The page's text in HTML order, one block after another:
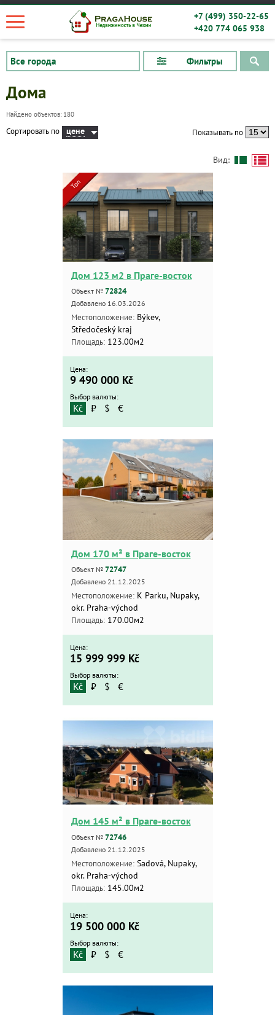
+7 (499) 350-22-65
+420 774 065 938
Фильтры
Квартиры
Дома
Новостройки
Коммерческие объекты
Площадь:
до м2
Kč ₽ $ €
Поиск
Расширенный поиск
Дома
Найдено объектов: 180
Сортировать по цене Показывать по
Вид:
Топ
Дом 123 м2 в Праге-восток
Объект № 72824
Добавлено 16.03.2026
Местоположение:Býkev,
Středočeský kraj
Площадь:123.00м2
Цена:
9 490 000 Kč
Выбор валюты:
Kč ₽ $ €
Дом 170 м² в Праге-восток
Объект № 72747
Добавлено 21.12.2025
Местоположение:K Parku, Nupaky,
okr. Praha-východ
Площадь:170.00м2
Цена:
15 999 999 Kč
Выбор валюты:
Kč ₽ $ €
Дом 145 м² в Праге-восток
Объект № 72746
Добавлено 21.12.2025
Местоположение:Sadová, Nupaky,
okr. Praha-východ
Площадь:145.00м2
Цена:
19 500 000 Kč
Выбор валюты:
Kč ₽ $ €